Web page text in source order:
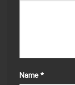
Name *